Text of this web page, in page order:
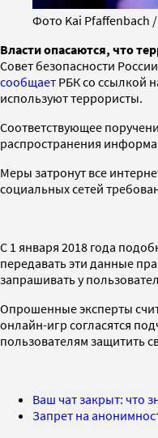
Фото Kai Pfaffenbach
Власти опасаются, что
Совет безопасности
сообщает РБК со ссылкой
используют террористы.
Соответствующее
распространения
Меры затронут все
социальных сетей
С 1 января 2018 года
передавать эти данные
запрашивать у
Опрошенные эксперты
онлайн-игр согласятся
пользователям защитить
Ваш чат закрыт: что
Запрет на